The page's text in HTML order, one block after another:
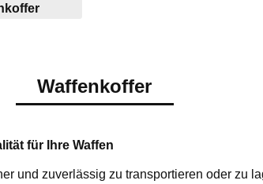
Waffenkoffer
für Ihre Waffen
und zuverlässig zu transportieren oder zu